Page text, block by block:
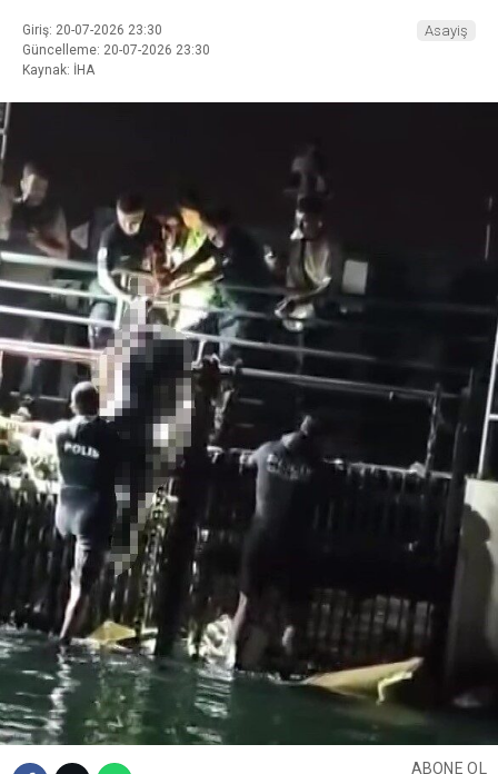
Giriş: 20-07-2026 23:30
Güncelleme: 20-07-2026 23:30
Kaynak: İHA
Asayiş
ABONE OL